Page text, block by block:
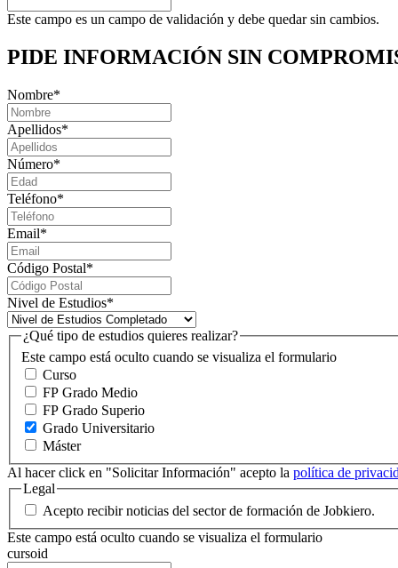
Este campo es un campo de validación y debe quedar sin cambios.
PIDE INFORMACIÓN SIN
Nombre*
Apellidos*
Número*
Teléfono*
Email*
Código Postal*
Nivel de Estudios*
Este campo está oculto cuando se visualiza el formulario
¿Qué tipo de estudios quieres realizar?
Curso
FP Grado Medio
FP Grado Superio
Grado Universitario
Máster
Al hacer click en "Solicitar Información" acepto la política de
Legal
Acepto recibir noticias del sector de formación de Jobkiero.
Este campo está oculto cuando se visualiza el formulario
cursoid